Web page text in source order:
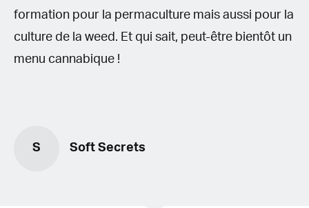
formation pour la permaculture mais aussi pour la
culture de la weed. Et qui sait, peut-être bientôt un
menu cannabique !
S Soft Secrets